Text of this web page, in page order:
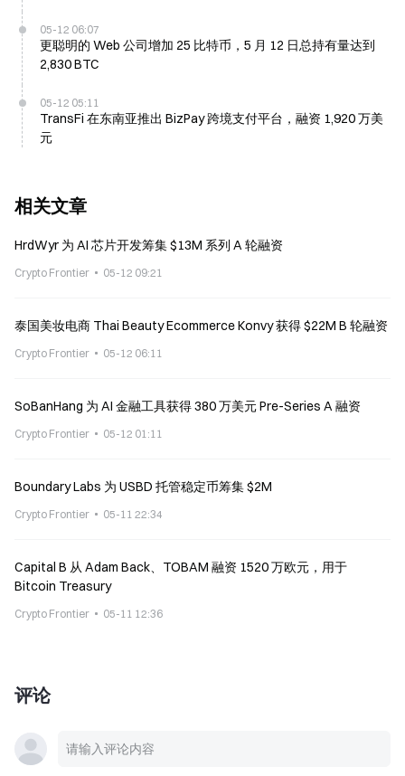
05-12 06:07
更聪明的 Web 公司增加 25 比特币，5 月 12 日总持有量达到
2,830 BTC
05-12 05:11
TransFi 在东南亚推出 BizPay 跨境支付平台，融资 1,920 万美
元
相关文章
HrdWyr 为 AI 芯片开发筹集 $13M 系列 A 轮融资
Crypto Frontier 05-12 09:21
泰国美妆电商 Thai Beauty Ecommerce Konvy 获得 $22M B 轮融资
Crypto Frontier 05-12 06:11
SoBanHang 为 AI 金融工具获得 380 万美元 Pre-Series A 融资
Crypto Frontier 05-12 01:11
Boundary Labs 为 USBD 托管稳定币筹集 $2M
Crypto Frontier 05-11 22:34
Capital B 从 Adam Back、TOBAM 融资 1520 万欧元，用于
Bitcoin Treasury
Crypto Frontier 05-11 12:36
评论